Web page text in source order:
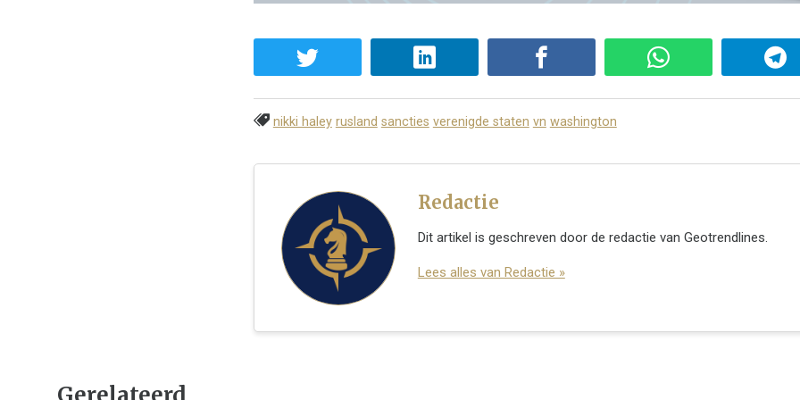
nikki haley rusland sancties verenigde staten vn washington
Redactie
Dit artikel is geschreven door de redactie van Geotrendlines.
Lees alles van Redactie »